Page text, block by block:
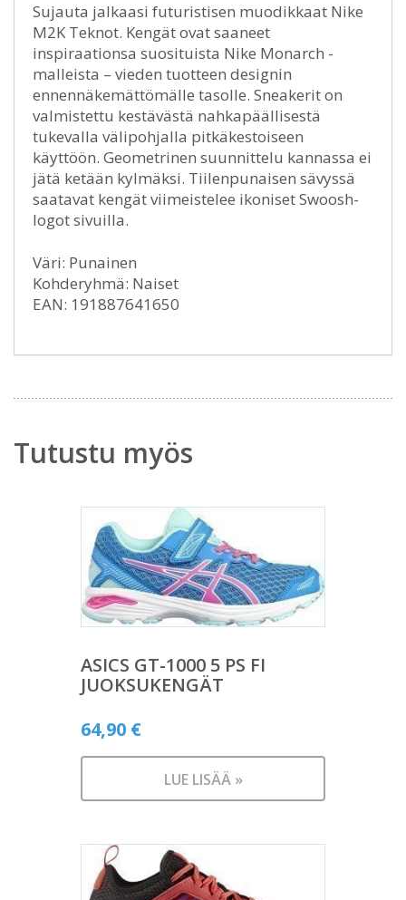
Sujauta jalkaasi futuristisen muodikkaat Nike
M2K Teknot. Kengät ovat saaneet
inspiraationsa suosituista Nike Monarch -
malleista – vieden tuotteen designin
ennennäkemättömälle tasolle. Sneakerit on
valmistettu kestävästä nahkapäällisestä
tukevalla välipohjalla pitkäkestoiseen
käyttöön. Geometrinen suunnittelu kannassa ei
jätä ketään kylmäksi. Tiilenpunaisen sävyssä
saatavat kengät viimeistelee ikoniset Swoosh-
logot sivuilla.
Väri: Punainen
Kohderyhmä: Naiset
EAN: 191887641650
Tutustu myös
ASICS GT-1000 5 PS FI
JUOKSUKENGÄT
64,90 €
LUE LISÄÄ »